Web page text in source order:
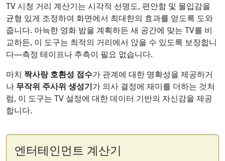
TV 시청 거리 계산기는 시각적 선명도, 편안함 및 몰입감을
균형 있게 조정하여 화면에서 최대한의 효과를 얻도록 도와
줍니다. 아늑한 영화 밤을 계획하든 새 공간에 맞는 TV를 비
교하든, 이 도구는 최적의 거리에서 앉을 수 있도록 보장합니
다—측정 테이프나 추측이 필요 없습니다.
마치 짝사랑 호환성 점수가 관계에 대한 명확성을 제공하거
나 무작위 주사위 생성기가 의사 결정에 재미를 더하는 것처
럼, 이 도구는 TV 설정에 대한 데이터 기반의 자신감을 제공
합니다.
엔터테인먼트 계산기